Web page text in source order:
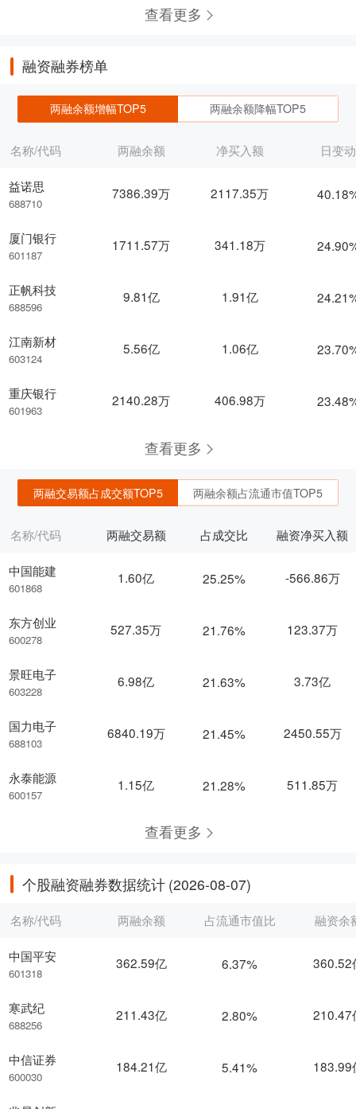
查看更多
融资融券榜单
两融余额增幅TOP5 两融余额降幅TOP5
名称/代码
益诺思
688710
厦门银行
601187
正帆科技
688596
江南新材
603124
重庆银行
601963
两融余额 净买入额 日变动
7386.39万 2117.35万
1711.57万 341.18万
9.81亿 1.91亿
5.56亿 1.06亿
2140.28万 406.98万
查看更多
两融交易额占成交额TOP5 两融余额占流通市值TOP5
名称/代码
中国能建
601868
东方创业
600278
景旺电子
603228
国力电子
688103
永泰能源
600157
两融交易额 占成交比 融资净买入额
1.60亿 25.25% -566.86万
527.35万 21.76% 123.37万
6.98亿 21.63% 3.73亿
6840.19万 21.45% 2450.55万
1.15亿 21.28% 511.85万
查看更多
个股融资融券数据统计 (2026-08-07)
名称/代码
中国平安
601318
寒武纪
688256
中信证券
600030
两融余额 占流通市值比 融资余
362.59亿 6.37% 360.52
211.43亿 2.80% 210.47
184.21亿 5.41% 183.99